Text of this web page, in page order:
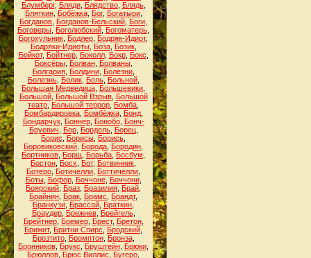
Блумберг, Бляди, Блядство, Блядь,
Бляткин, Бобёжка, Бог, Богатыри,
Богданов Богданов-Бельский Боги
Боговеры Боголюбский Богоматерь
Богохульник Бодлер Бодряк-Идиот,
Бодряки-Идиоты, Боза, Бозик,
Бойкот, Бойтнер, Боколл, Бокр, Бокс
Боксёры, Болван, Болваны,
Болгария, Болдини, Болезни,
Болезнь, Болик, Боль, Больной,
Большая Медведица Большевики
Большой, Большой Взрыв, Большой
театр Большой террор Бомба
Бомбардировка, Бомбёжка, Бонд,
Бондарчук, Боннер, Бонобо, Бонч-
Бруевич
Бор, Бордель, Борец,
Борис
Борисы Борись
Боровиковский Борода Бородин
Бортников Борщ Борьба Босбум
Бостон Босх Бот, Ботвинник
Ботеро Ботичелли Боттичелли
Боты, Бофор, Боччоне, Боччони,
Боярский Браз Бразилия Брай
Брайнин Брак Брамс Брандт,
Бранкузи Брассай Браткин
Браудер, Брежнев, Брейгель,
Брейтнер, Бремер, Брест, Бретон,
Брижит, Бритни Спирс Бродский
Брозтито, Бромптон, Бронза,
Бронников Брукс Бруштейн Брюки
Брюллов Брюс Виллис Бугеро